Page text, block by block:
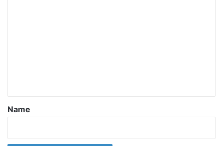
a
Name